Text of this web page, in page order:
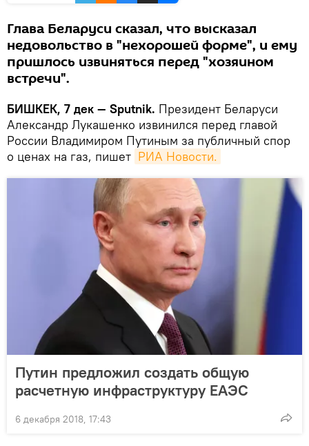
Глава Беларуси сказал, что высказал
недовольство в "нехорошей форме", и ему
пришлось извиняться перед "хозяином
встречи".
БИШКЕК, 7 дек — Sputnik. Президент Беларуси
Александр Лукашенко извинился перед главой
России Владимиром Путиным за публичный спор
о ценах на газ, пишет РИА Новости.
Путин предложил создать общую
расчетную инфраструктуру ЕАЭС
6 декабря 2018, 17:43